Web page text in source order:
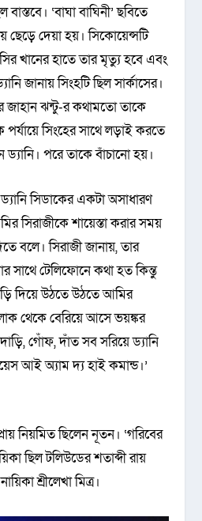
‘বাঘা বাঘিনী’ ছবিতে
ছেড়ে দেয়া হয়। সিকোয়েন্সটি
খানের হাতে তার মৃত্যু হবে এবং
জানায় সিংহটি ছিল সার্কাসের।
জাহান ঝন্টু-র কথামতো তাকে
সিংহের সাথে লড়াই করতে
পরে তাকে বাঁচানো হয়।
সিডাকের একটা অসাধারণ
সিরাজীকে শায়েস্তা করার সময়
বলে। সিরাজী জানায়, তার
সাথে টেলিফোনে কথা হত কিন্তু
দিয়ে উঠতে উঠতে আমির
থেকে বেরিয়ে আসে ভয়ঙ্কর
গোঁফ, দাঁত সব সরিয়ে ড্যানি
আই অ্যাম দ্য হাই কমান্ড।’
নিয়মিত ছিলেন নূতন। ‘গরিবের
ছিল টলিউডের শতাব্দী রায়
শ্রীলেখা মিত্র।